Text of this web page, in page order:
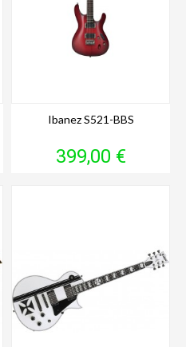
Ibanez S521-BBS
Prix
399,00 €